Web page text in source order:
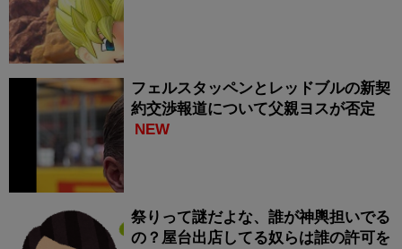
フェルスタッペンとレッドブルの新契
約交渉報道について父親ヨスが否定
NEW
祭りって謎だよな、誰が神輿担いでる
の？屋台出店してる奴らは誰の許可を